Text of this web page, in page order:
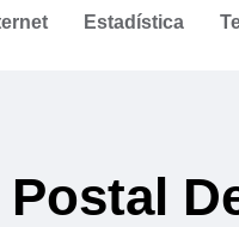
Estadística